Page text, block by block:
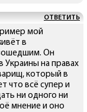
ОТВЕТИТЬ
мой
в
Он
Украины на правах
который в
что всё супер и
ни одного ни
мнение и оно